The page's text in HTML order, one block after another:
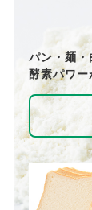
パン・麺・
酵素パワ